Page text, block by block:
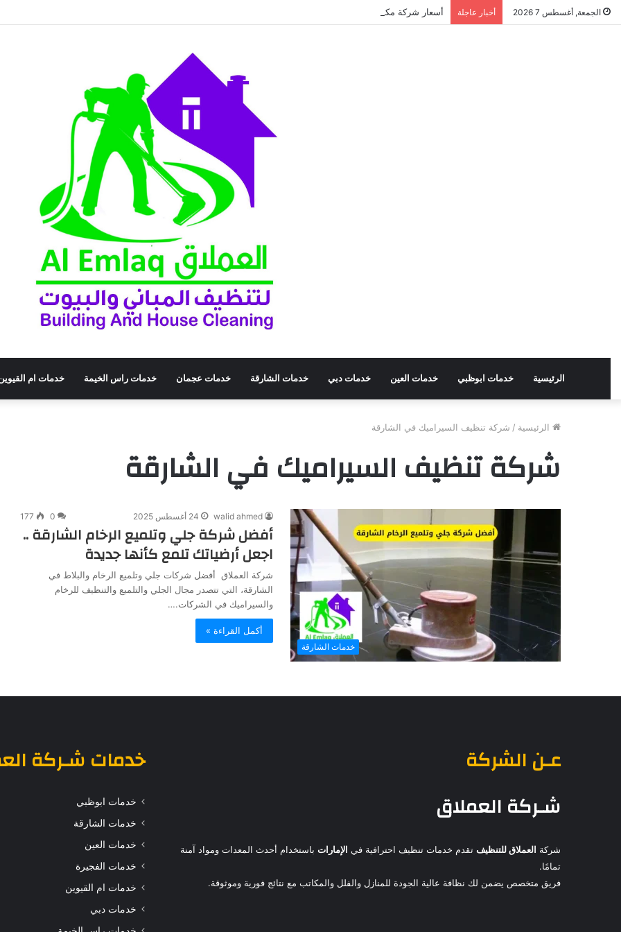
الجمعة, أغسطس 7 2026 أخبار عاجلة أسعار شركة مكافحة النمل الابيض في العين 2026
الرئيسية خدمات ابوظبي خدمات العين خدمات دبي خدمات الشارقة خدمات عجمان خدمات راس الخيمة خدمات ام
الرئيسية / شركة تنظيف السيراميك في الشارقة
شركة تنظيف السيراميك في الشارقة
خدمات الشارقة
walid ahmed 24 أغسطس 2025 0
177
أفضل شركة جلي وتلميع الرخام الشارقة ..
اجعل أرضياتك تلمع كأنها جديدة
شركة العملاق أفضل شركات جلي وتلميع الرخام والبلاط في
الشارقة، التي تتصدر مجال الجلي والتلميع والتنظيف للرخام
والسيراميك في الشركات.…
أكمل القراءة »
عـن الشركة
شـركة العملاق
شركة العملاق للتنظيف تقدم خدمات تنظيف احترافية في الإمارات باستخدام أحدث المعدات ومواد آمنة
تمامًا.
فريق متخصص يضمن لك نظافة عالية الجودة للمنازل والفلل والمكاتب مع نتائج فورية وموثوقة.
خدمات شـركة
خدمات ابوظبي
خدمات الشارقة
خدمات العين
خدمات الفجيرة
خدمات ام القيوين
خدمات دبي